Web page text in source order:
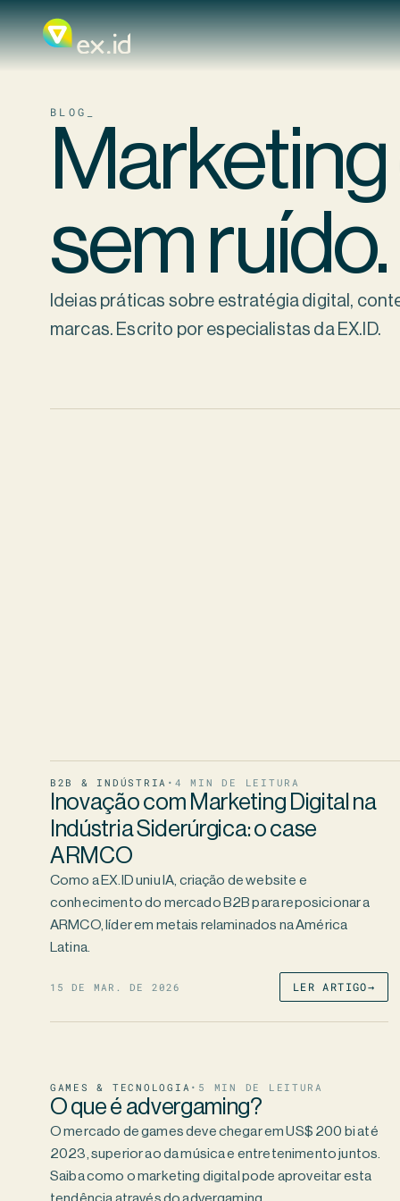
BLOG_
Marketing
sem ruído.
Ideias práticas sobre estratégia digital,
marcas. Escrito por especialistas da EX.ID.
B2B & INDÚSTRIA • 4 MIN DE LEITURA
Inovação com Marketing Digital na
Indústria Siderúrgica: o case
ARMCO
Como a EX.ID uniu IA, criação de website e
conhecimento do mercado B2B para reposicionar a
ARMCO, líder em metais relaminados na América
Latina.
15 DE MAR. DE 2026 LER ARTIGO→
GAMES & TECNOLOGIA • 5 MIN DE LEITURA
O que é advergaming?
O mercado de games deve chegar em US$ 200 bi até
2023, superior ao da música e entretenimento juntos.
Saiba como o marketing digital pode aproveitar esta